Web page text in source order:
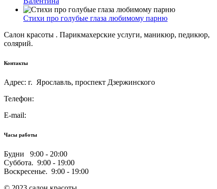
Стихи про голубые глаза любимому парню
Салон красоты . Парикмахерские услуги, маникюр, педикюр,
солярий.
Контакты
Адрес: г. Ярославль, проспект Дзержинского
Телефон:
E-mail:
Часы работы
Будни 9:00 - 20:00
Суббота. 9:00 - 19:00
Воскресенье. 9:00 - 19:00